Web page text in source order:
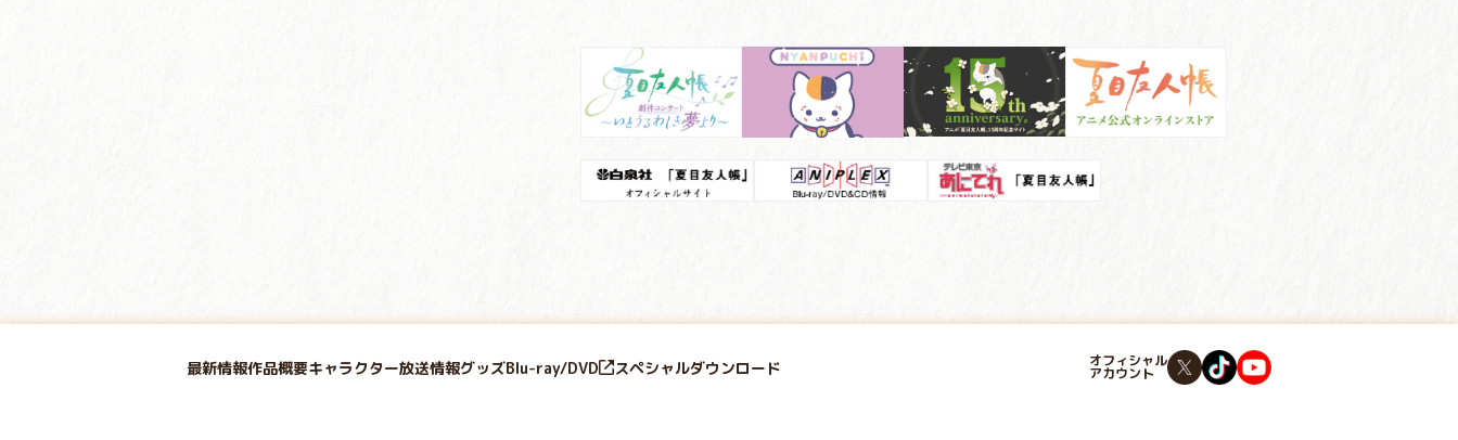
最新情報作品概要キャラクター放送情報グッズBlu-ray/DVD スペシャルダウンロード オフィシャル
アカウント